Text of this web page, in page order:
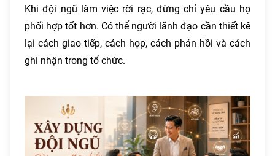
Khi đội ngũ làm việc rời rạc, đừng chỉ yêu cầu họ
phối hợp tốt hơn. Có thể người lãnh đạo cần thiết kế
lại cách giao tiếp, cách họp, cách phản hồi và cách
ghi nhận trong tổ chức.